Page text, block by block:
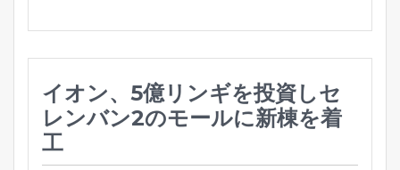
イオン、5億リンギを投資しセ
レンバン2のモールに新棟を着
工